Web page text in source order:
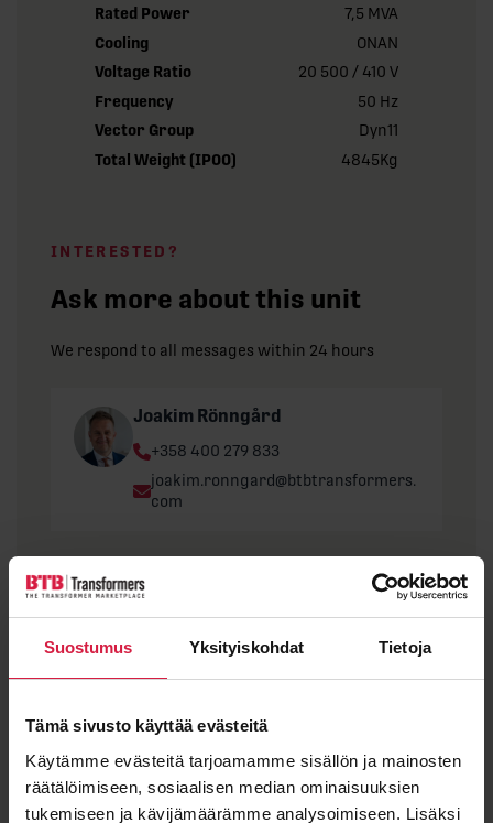
Suostumus Yksityiskohdat Tietoja
Tämä sivusto käyttää evästeitä
Käytämme evästeitä tarjoamamme sisällön ja mainosten
räätälöimiseen, sosiaalisen median ominaisuuksien
tukemiseen ja kävijämäärämme analysoimiseen. Lisäksi
Rated Power
7,5 MVA
Cooling
ONAN
Voltage Ratio
20 500 / 410 V
Frequency
50 Hz
Vector Group
Dyn11
Total Weight (IP00)
4845Kg
INTERESTED?
Ask more about this unit
We respond to all messages within 24 hours
Joakim Rönngård
Phone:
+358 400 279 833
Email:
joakim.ronngard@btbtransformers.
com
Last name